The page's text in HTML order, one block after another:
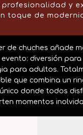
profesionalidad y
toque de
de chuches añade
diversión para
para adultos.
que combina un
donde todos
momentos